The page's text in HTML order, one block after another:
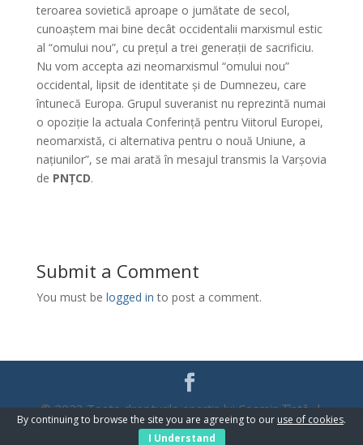
teroarea sovietică aproape o jumătate de secol,
cunoaștem mai bine decât occidentalii marxismul estic
al “omului nou”, cu prețul a trei generații de sacrificiu.
Nu vom accepta azi neomarxismul “omului nou”
occidental, lipsit de identitate și de Dumnezeu, care
întunecă Europa. Grupul suveranist nu reprezintă numai
o opoziție la actuala Conferință pentru Viitorul Europei,
neomarxistă, ci alternativa pentru o nouă Uniune, a
națiunilor”, se mai arată în mesajul transmis la Varșovia
de PNȚCD.
Submit a Comment
You must be logged in to post a comment.
© 2023 Toate drepturile aparțin lui Cosmin Țîntă |
WebDesignPromo Zone
By continuing to browse the site you are agreeing to our use of cookies.
I Understand